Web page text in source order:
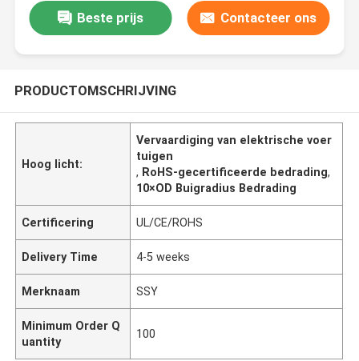
Beste prijs Contacteer ons
PRODUCTOMSCHRIJVING
Hoog licht:
Vervaardiging van elektrische voer
tuigen
, RoHS-gecertificeerde bedrading,
10×OD Buigradius Bedrading
Certificering UL/CE/ROHS
Delivery Time 4-5 weeks
Merknaam SSY
Minimum Order Q
uantity
100